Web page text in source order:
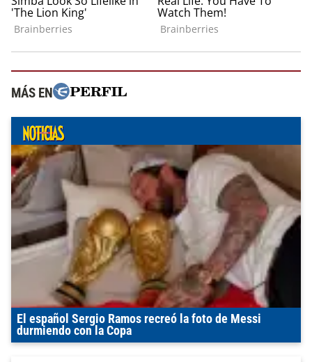
MÁS EN
El español Sergio Ramos recreó la foto de Messi
durmiendo con la Copa